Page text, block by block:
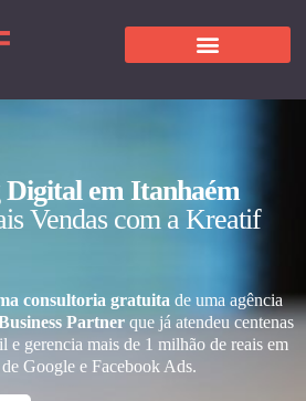
em Itanhaém
Vendas com a Kreatif
consultoria gratuita de uma agência
Partner que já atendeu centenas
e gerencia mais de 1 milhão de reais em
Google e Facebook Ads.